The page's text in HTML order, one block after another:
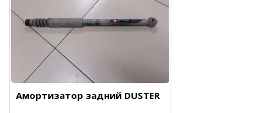
Амортизатор задний DUSTER